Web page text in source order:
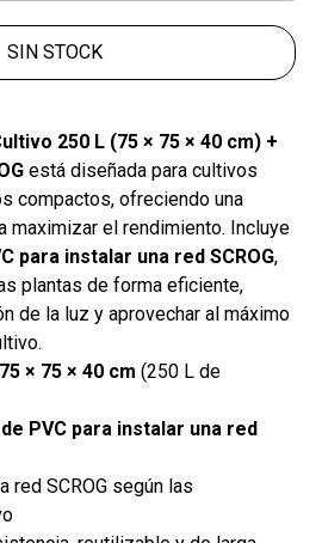
SIN STOCK
250 L (75 × 75 × 40 cm) +
está diseñada para cultivos
compactos, ofreciendo una
maximizar el rendimiento. Incluye
para instalar una red SCROG,
plantas de forma eficiente,
de la luz y aprovechar al máximo
75 × 75 × 40 cm (250 L de
PVC para instalar una red
red SCROG según las